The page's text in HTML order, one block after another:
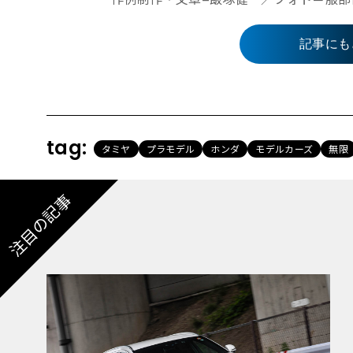
記事に
tag: タミヤ プラモデル ホンダ モデルカーズ 無限
注目の記事